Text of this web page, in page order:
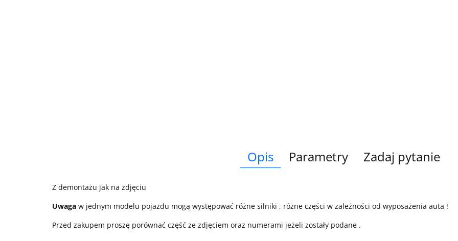
Opis Parametry Zadaj pytanie
Z demontażu jak na zdjęciu
Uwaga w jednym modelu pojazdu mogą występować różne silniki , różne części w zależności od wyposażenia auta !
Przed zakupem proszę porównać część ze zdjęciem oraz numerami jeżeli zostały podane .